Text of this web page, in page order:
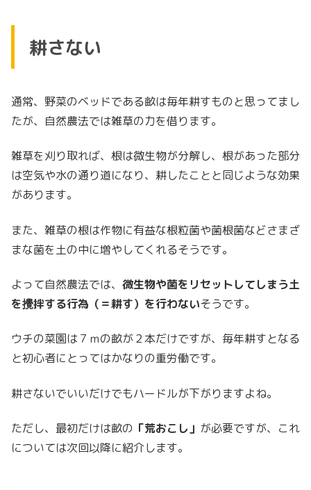
耕さない
通常、野菜のベッドである畝は毎年耕すものと思ってまし
たが、自然農法では雑草の力を借ります。
雑草を刈り取れば、根は微生物が分解し、根があった部分
は空気や水の通り道になり、耕したことと同じような効果
があります。
また、雑草の根は作物に有益な根粒菌や菌根菌などさまざ
まな菌を土の中に増やしてくれるそうです。
よって自然農法では、 微生物や菌をリセットしてしまう土
を攪拌する行為（＝耕す）を行わないそうです。
ウチの菜園は７ｍの畝が２本だけですが、毎年耕すとなる
と初心者にとってはかなりの重労働です。
耕さないでいいだけでもハードルが下がりますよね。
ただし、最初だけは畝の 「荒おこし」 が必要ですが、これ
については次回以降に紹介します。